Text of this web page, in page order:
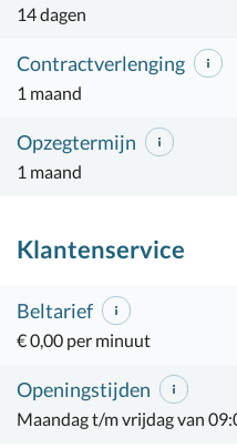
14 dagen
Contractverlenging
1 maand
Opzegtermijn
1 maand
Klantenservice
Beltarief
€ 0,00 per minuut
Openingstijden
Maandag t/m vrijdag van